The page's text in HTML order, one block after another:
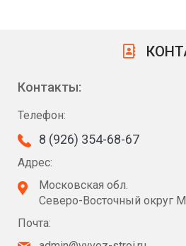
Контакты:
Телефон:
8 (926) 354-68-67
Адрес:
Московская обл.
Северо-Восточный округ
Почта: